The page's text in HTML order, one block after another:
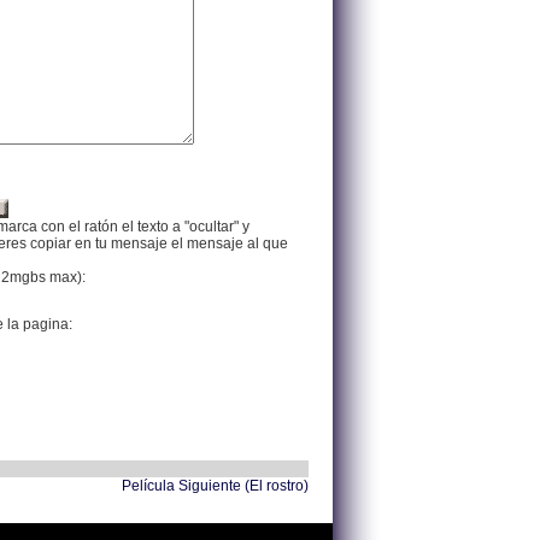
con el ratón el texto a "ocultar" y
copiar en tu mensaje el mensaje al que
max):
la pagina:
Película Siguiente (El rostro)